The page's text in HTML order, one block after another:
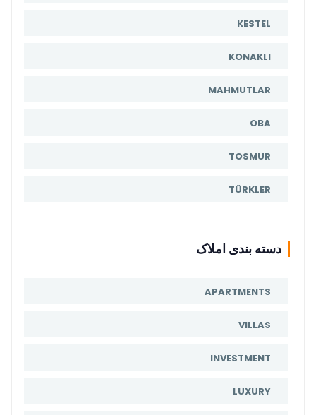
KESTEL
KONAKLI
MAHMUTLAR
OBA
TOSMUR
TÜRKLER
دسته بندی املاک
APARTMENTS
VILLAS
INVESTMENT
LUXURY